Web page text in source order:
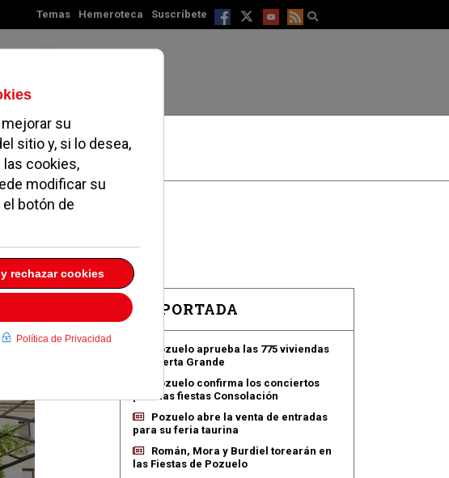
Temas Hemeroteca Suscríbete
SERVICIOS
EN PORTADA
Pozuelo aprueba las 775 viviendas
de Huerta Grande
Pozuelo confirma los conciertos
para las fiestas Consolación
Pozuelo abre la venta de entradas
para su feria taurina
Román, Mora y Burdiel torearán en
las Fiestas de Pozuelo